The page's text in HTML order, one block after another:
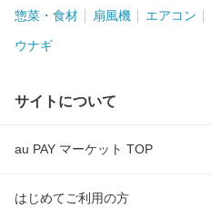
惣菜・食材 扇風機 エアコン
ウナギ
サイトについて
au PAY マーケット TOP
はじめてご利用の方